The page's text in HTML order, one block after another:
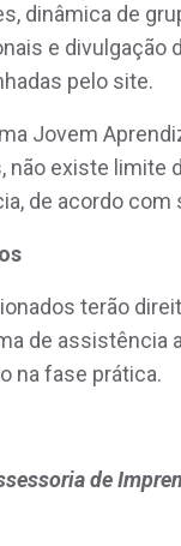
dinâmica de
e divulgação
pelo site.
Jovem
não existe limite
de acordo com
terão
de assistência
na fase prática.
de